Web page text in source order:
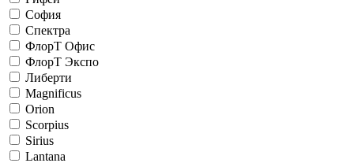
София
Спектра
ФлорТ Офис
ФлорТ Экспо
Либерти
Magnificus
Orion
Scorpius
Sirius
Lantana